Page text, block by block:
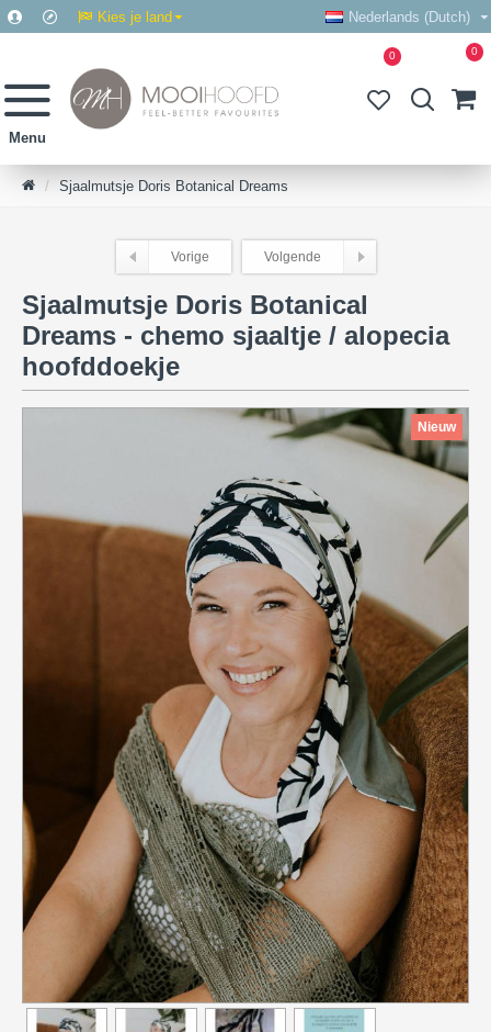
Kies je land Nederlands (Dutch)
0 0
Sjaalmutsje Doris Botanical Dreams
Vorige Volgende
Sjaalmutsje Doris Botanical
Dreams - chemo sjaaltje / alopecia
hoofddoekje
Nieuw